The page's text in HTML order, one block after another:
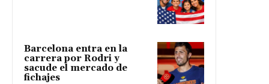
Barcelona entra en la
carrera por Rodri y
sacude el mercado de
fichajes